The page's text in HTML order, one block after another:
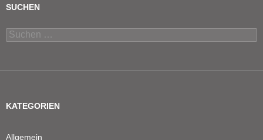
SUCHEN
Suchen
nach:
KATEGORIEN
Allgemein